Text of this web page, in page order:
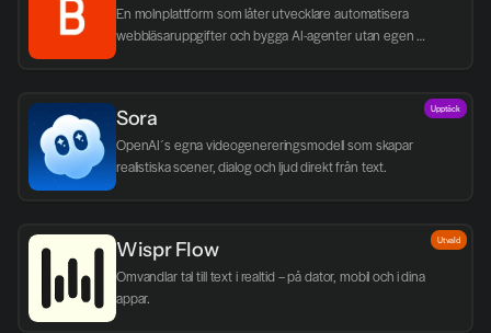
En molnplattform som låter utvecklare automatisera
webbläsaruppgifter och bygga AI-agenter utan egen
Sora
OpenAI´s egna videogenereringsmodell som skapar
realistiska scener, dialog och ljud direkt från text.
Upptäck
Wispr Flow
Omvandlar tal till text i realtid – på dator, mobil och i dina
appar.
Utvald